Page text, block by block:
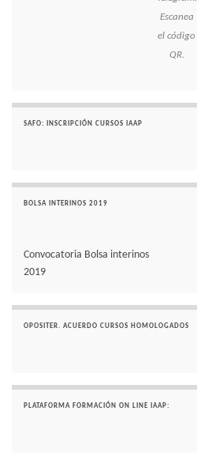
Escanea
el código
QR.
SAFO: INSCRIPCIÓN CURSOS IAAP
BOLSA INTERINOS 2019
Convocatoria Bolsa interinos
2019
OPOSITER. ACUERDO CURSOS HOMOLOGADOS
PLATAFORMA FORMACIÓN ON LINE IAAP: